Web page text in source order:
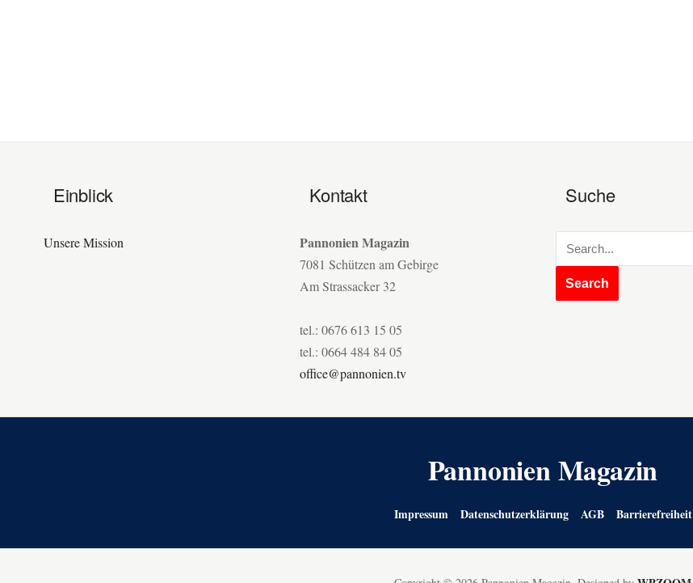
Einblick
Unsere Mission
Kontakt
Pannonien Magazin
7081 Schützen am Gebirge
Am Strassacker 32
tel.: 0676 613 15 05
tel.: 0664 484 84 05
office@pannonien.tv
Suche
Pannonien Magazin
Impressum Datenschutzerklärung AGB Barrierefreiheit